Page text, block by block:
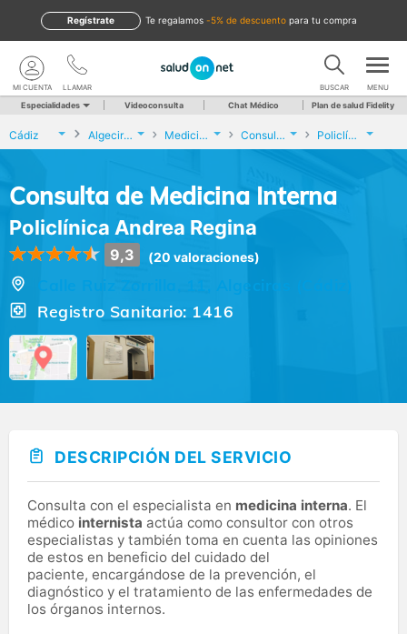
te regalamos -5% de descuento para tu compra
Regístrate
LLAMAR
MI CUENTA BUSCAR MENU
Especialidades Videoconsulta Chat Médico Plan de salud Fidelity
Cádiz Algeciras Medicina Interna Consulta de Medicina Interna Policlínica Andrea Regina
Consulta de Medicina Interna
Policlínica Andrea Regina
9,3 (20 valoraciones)
Registro Sanitario: 1416
DESCRIPCIÓN DEL SERVICIO
Consulta con el especialista en medicina interna. El
médico internista actúa como consultor con otros
especialistas y también toma en cuenta las opiniones
de estos en beneficio del cuidado del
paciente, encargándose de la prevención, el
diagnóstico y el tratamiento de las enfermedades de
los órganos internos.